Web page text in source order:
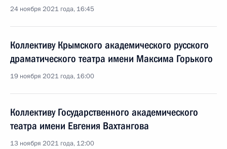
24 ноября 2021 года, 16:45
Коллективу Крымского академического русского
драматического театра имени Максима Горького
19 ноября 2021 года, 16:00
Коллективу Государственного академического
театра имени Евгения Вахтангова
13 ноября 2021 года, 12:00